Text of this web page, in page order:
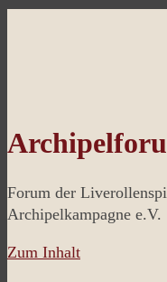
Forum der
Archipelkampagne e.V.
Zum Inhalt